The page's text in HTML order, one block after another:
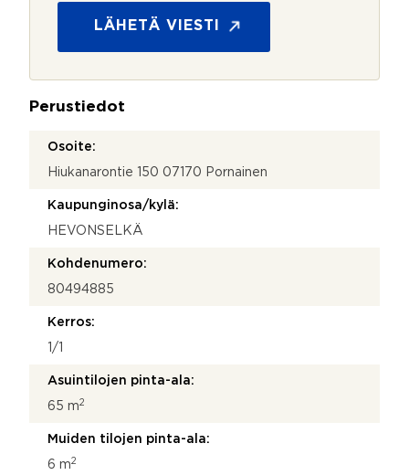
o
*
y
e
n
t
t
s
*
LÄHETÄ VIESTI
Perustiedot
Osoite:
Hiukanarontie 150 07170 Pornainen
Kaupunginosa/kylä:
HEVONSELKÄ
Kohdenumero:
80494885
Kerros:
1/1
Asuintilojen pinta-ala:
65 m2
Muiden tilojen pinta-ala:
6 m2